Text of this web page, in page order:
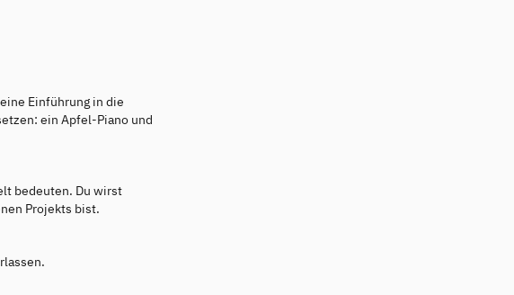
Einführung in die
ein Apfel-Piano und
bedeuten. Du wirst
Projekts bist.